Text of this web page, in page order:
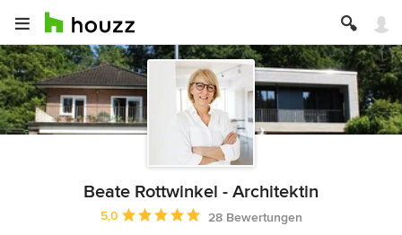
Beate Rottwinkel - Architektin
Durchschnittliche Bewertung: 5 von 5 Sternen
5,0
28 Bewertungen